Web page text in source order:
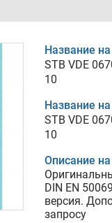
Название
STB VDE
10
Название
STB VDE
10
Описание
DIN EN
версия.
запросу